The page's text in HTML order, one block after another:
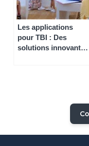
Les applications
pour TBI : Des
solutions innovantes